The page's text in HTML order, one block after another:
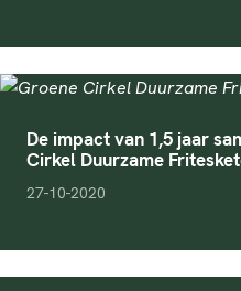
De impact van 1,5 jaar
Cirkel Duurzame
pubDate
27-10-2020